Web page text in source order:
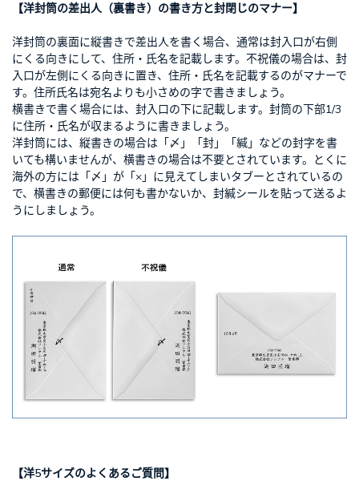
【洋封筒の差出人（裏書き）の書き方と封閉じのマナー】
洋封筒の裏面に縦書きで差出人を書く場合、通常は封入口が右側
にくる向きにして、住所・氏名を記載します。不祝儀の場合は、封
入口が左側にくる向きに置き、住所・氏名を記載するのがマナーで
す。住所氏名は宛名よりも小さめの字で書きましょう。
横書きで書く場合には、封入口の下に記載します。封筒の下部1/3
に住所・氏名が収まるように書きましょう。
洋封筒には、縦書きの場合は「〆」「封」「緘」などの封字を書
いても構いませんが、横書きの場合は不要とされています。とくに
海外の方には「〆」が「×」に見えてしまいタブーとされているの
で、横書きの郵便には何も書かないか、封緘シールを貼って送るよ
うにしましょう。
【洋5サイズのよくあるご質問】